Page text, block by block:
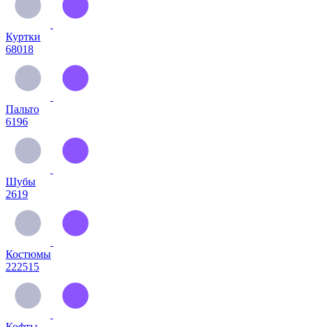
Куртки
68018
Пальто
6196
Шубы
2619
Костюмы
222515